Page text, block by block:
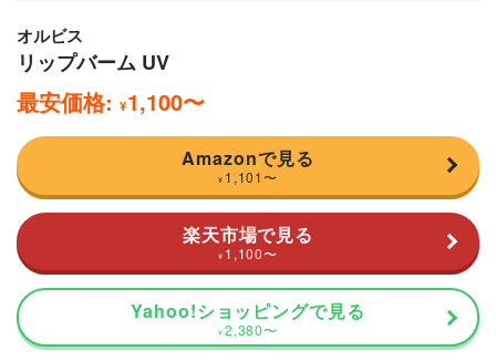
オルビス
リップバーム UV
最安価格: ¥1,100〜
Amazonで見る
¥ 1,101〜
楽天市場で見る
¥ 1,100〜
Yahoo!ショッピングで見る
¥ 2,380〜